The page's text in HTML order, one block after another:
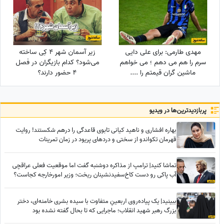
مهدی طارمی: برای علی دایی
سرم را هم می دهم ؛ می خواهم
ماشین گران قیمتم را ....
زیر آسمان شهر 4 کِی ساخته
می‌شود؟ کدام بازیگران در فصل
4 حضور دارند؟
پربازدید‌ترین‌ها در ویدیو
بهاره افشاری و ناهید کیانی تابوی قاعدگی را درهم شکستند! روایت
قهرمان تکواندو از سختی و دردهای پریود در زمان تمرینات
تماشا کنید| ترامپ از مذاکره دوشنبه گفت اما موقعیت فعلی عراقچی
آب پاکی رو دست کاخ‌سفیدنشینان ریخت؛ وزیر امورخارجه کجاست؟
ببینید| یک پیاده‌روی اربعینِ متفاوت با سیده بشری خامنه‌ای، دختر
بزرگ رهبر شهید انقلاب؛ ماجرایی که تا بحال گفته نشده بود